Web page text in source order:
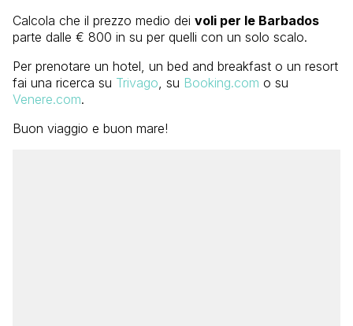
Calcola che il prezzo medio dei voli per le Barbados
parte dalle € 800 in su per quelli con un solo scalo.
Per prenotare un hotel, un bed and breakfast o un resort
fai una ricerca su Trivago , su Booking.com o su
Venere.com.
Buon viaggio e buon mare!